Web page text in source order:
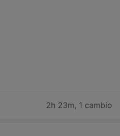
2h 23m, 1 cambio